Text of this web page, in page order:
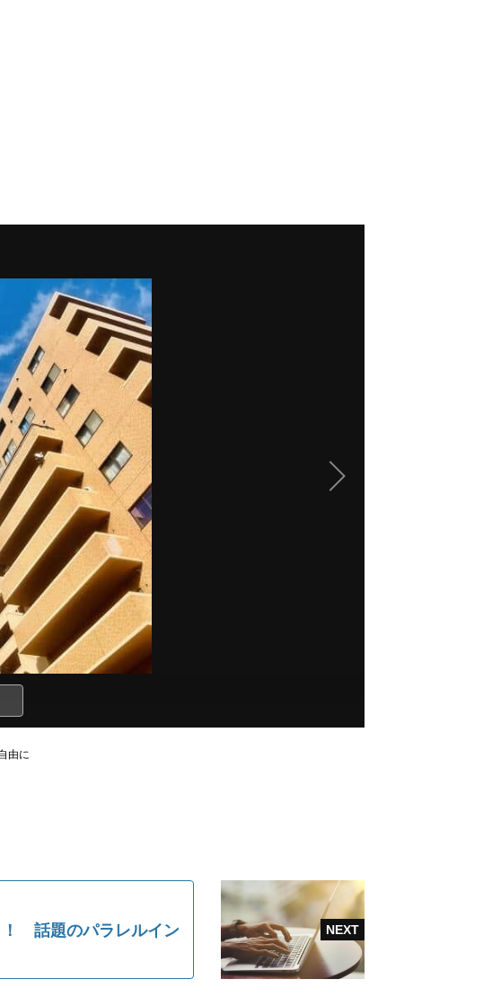
由に
！ 話題のパラレルイン